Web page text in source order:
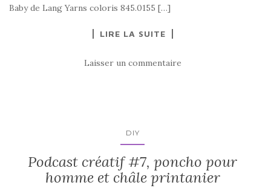
Baby de Lang Yarns coloris 845.0155 […]
LIRE LA SUITE
Laisser un commentaire
DIY
Podcast créatif #7, poncho pour
homme et châle printanier